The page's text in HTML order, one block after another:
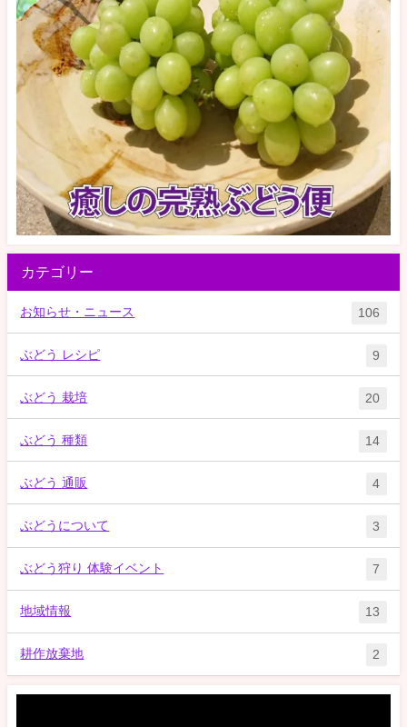
カテゴリー
お知らせ・ニュース 106
ぶどう レシピ 9
ぶどう 栽培 20
ぶどう 種類 14
ぶどう 通販 4
ぶどうについて 3
ぶどう狩り 体験イベント 7
地域情報 13
耕作放棄地 2